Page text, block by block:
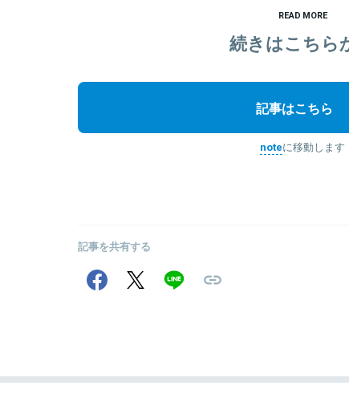
READ MORE
続きはこちら
記事はこちら
noteに移動します
記事を共有する